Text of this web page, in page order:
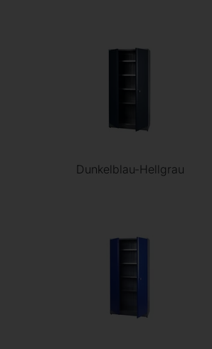
Dunkelblau-Hellgrau